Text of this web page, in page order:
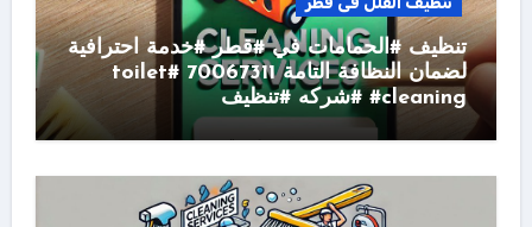
تنظيف #الحمامات في #قطر #خدمة احترافية
لضمان النظافة التامة 70067311 #toilet
#cleaning #شركه #تنظيف